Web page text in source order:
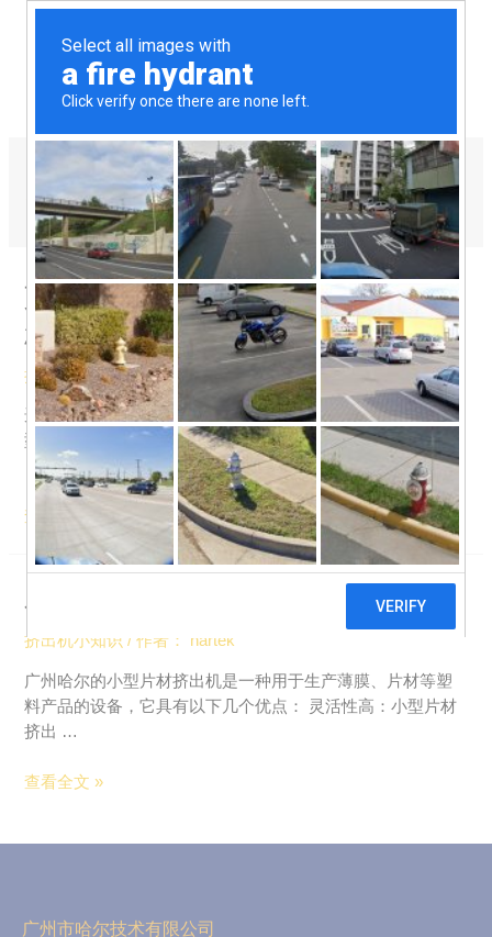
塑料片材挤出机
如何选择合适的小型片材挤出
机？
挤出机小知识/ 作者： hartek
选择合适的小型片材挤出机需要考虑以下几个因素： 片材类
型：确定要生产的片材种类，如聚乙烯（PE）、聚丙烯（PP
…
查看全文 »
小型片材挤出机有什么优点？
挤出机小知识 / 作者： hartek
广州哈尔的小型片材挤出机是一种用于生产薄膜、片材等塑
料产品的设备，它具有以下几个优点： 灵活性高：小型片材
挤出 …
查看全文 »
广州市哈尔技术有限公司